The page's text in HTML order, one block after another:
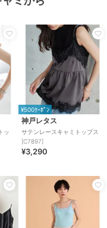
ッ
¥500ｸｰﾎﾟﾝ
神戸レタス
サテンレースキャミトップス
[C7897]
¥3,290